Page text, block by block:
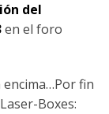
del
en el foro
fin
Boxes: